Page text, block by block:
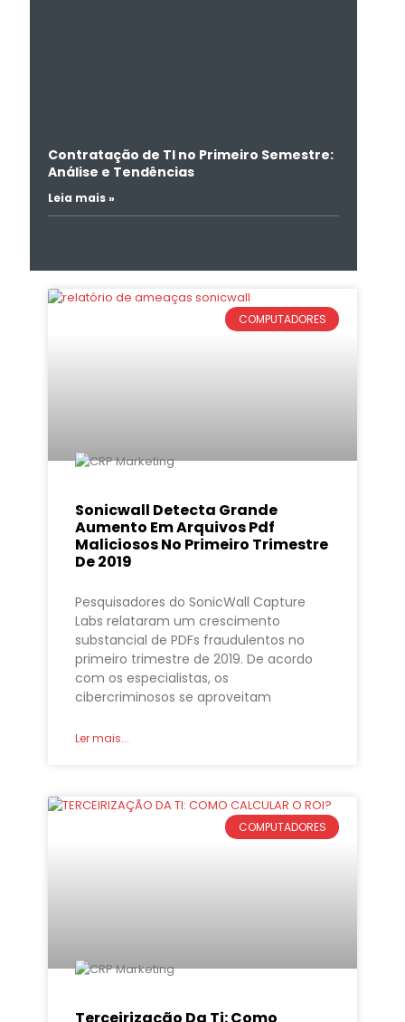
Contratação de TI no Primeiro Semestre:
Análise e Tendências
Leia mais »
COMPUTADORES
Sonicwall Detecta Grande
Aumento Em Arquivos Pdf
Maliciosos No Primeiro Trimestre
De 2019
Pesquisadores do SonicWall Capture
Labs relataram um crescimento
substancial de PDFs fraudulentos no
primeiro trimestre de 2019. De acordo
com os especialistas, os
cibercriminosos se aproveitam
Ler mais...
COMPUTADORES